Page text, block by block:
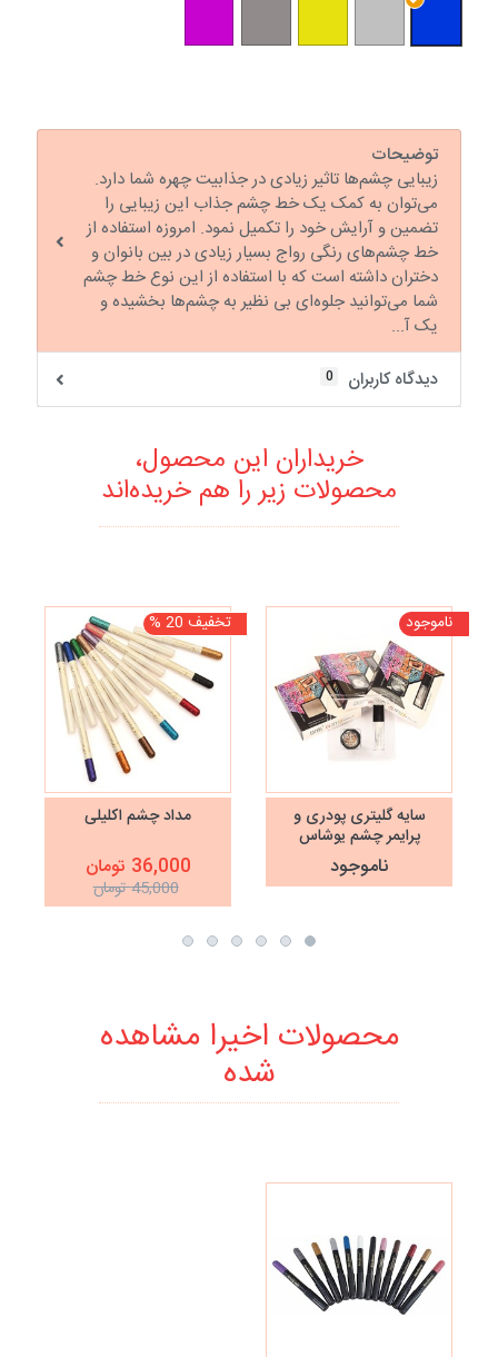
توضیحات
زیبایی چشم‌ها تاثیر زیادی در جذابیت چهره شما دارد.
می‌توان به کمک یک خط چشم جذاب این زیبایی را
تضمین و آرایش خود را تکمیل نمود. امروزه استفاده از
خط چشم‌های رنگی رواج بسیار زیادی در بین بانوان و
دختران داشته است که با استفاده از این نوع خط چشم
شما می‌توانید جلوه‌ای بی نظیر به چشم‌ها بخشیده و
یک آ...
دیدگاه کاربران
0
خریداران این محصول،
محصولات زیر را هم خریده‌اند
ناموجود
سایه گلیتری پودری و
پرایمر چشم یوشاس
USHAS
ناموجود
تخفیف 20 %
مداد چشم اکلیلی
36,000 تومان
45,000 تومان
محصولات اخیرا مشاهده
شده